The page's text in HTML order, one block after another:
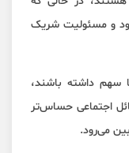
و مسئولیت شریک
سهم داشته باشند،
اجتماعی حساس‌تر
می‌رود.